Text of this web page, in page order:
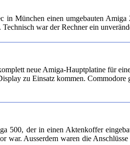
in München einen umgebauten
war der Rechner ein
neue Amiga-Hauptplatine für
zu Einsatz kommen.
500, der in einen Aktenkoffer
war. Ausserdem waren die